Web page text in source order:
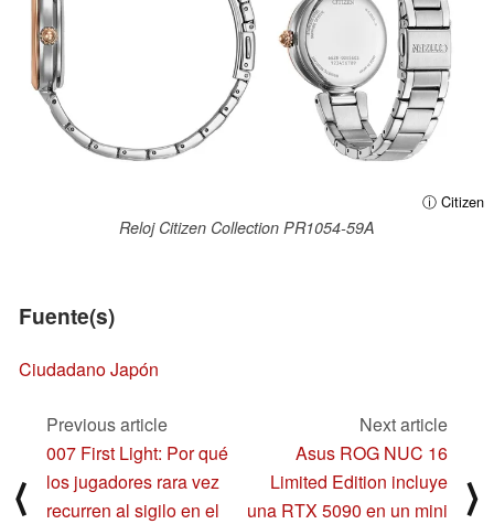
ⓘ Citizen
Reloj Citizen Collection PR1054-59A
Fuente(s)
Ciudadano Japón
⟨
Previous article
007 First Light: Por qué
los jugadores rara vez
recurren al sigilo en el
Next article
Asus ROG NUC 16
Limited Edition incluye
una RTX 5090 en un mini
⟩